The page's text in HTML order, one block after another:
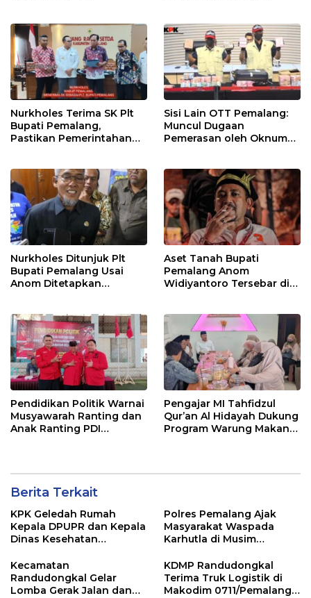
Nurkholes Terima SK Plt
Bupati Pemalang,
Pastikan Pemerintahan
Sisi Lain OTT Pemalang:
Muncul Dugaan
Pemerasan oleh Oknum
Nurkholes Ditunjuk Plt
Bupati Pemalang Usai
Anom Ditetapkan
Aset Tanah Bupati
Pemalang Anom
Widiyantoro Tersebar di
Pendidikan Politik Warnai
Musyawarah Ranting dan
Anak Ranting PDI
Pengajar MI Tahfidzul
Qur’an Al Hidayah Dukung
Program Warung Makan
Berita Terkait
KPK Geledah Rumah
Kepala DPUPR dan Kepala
Dinas Kesehatan
Polres Pemalang Ajak
Masyarakat Waspada
Karhutla di Musim
Kecamatan
Randudongkal Gelar
Lomba Gerak Jalan dan
KDMP Randudongkal
Terima Truk Logistik di
Makodim 0711/Pemalang